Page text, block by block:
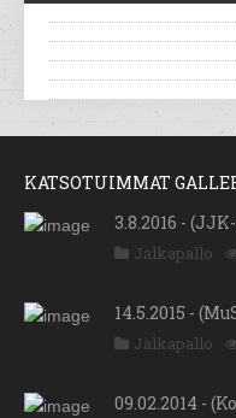
KATSOTUIMMAT
3.8.2016 -
Jalkapallo
14.5.2015 -
Jalkapallo
09.02.2014 -